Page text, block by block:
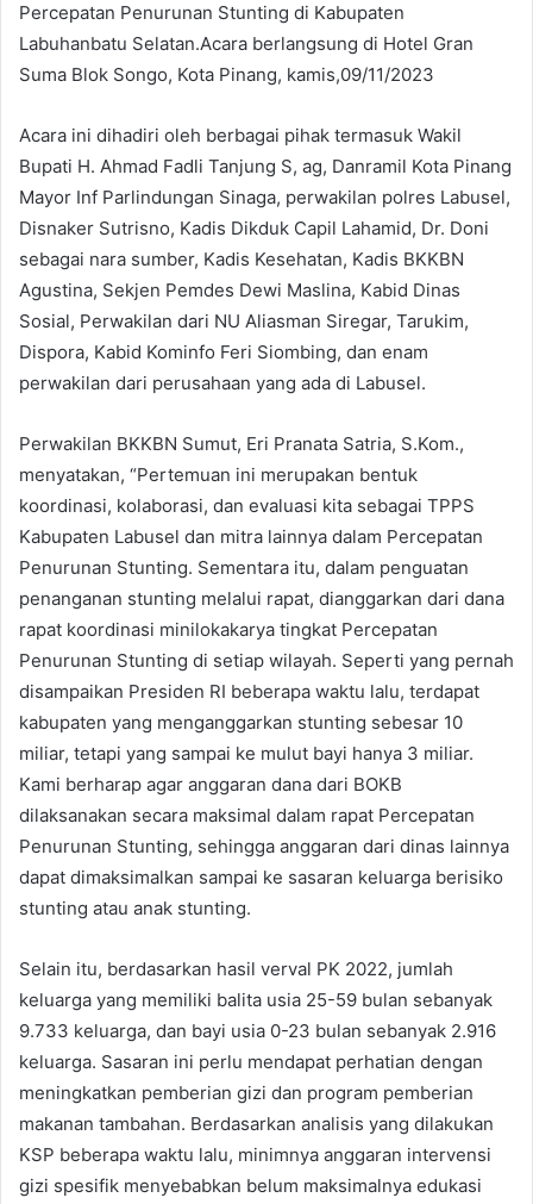
Percepatan Penurunan Stunting di Kabupaten
Labuhanbatu Selatan.Acara berlangsung di Hotel Gran
Suma Blok Songo, Kota Pinang, kamis,09/11/2023
Acara ini dihadiri oleh berbagai pihak termasuk Wakil
Bupati H. Ahmad Fadli Tanjung S, ag, Danramil Kota Pinang
Mayor Inf Parlindungan Sinaga, perwakilan polres Labusel,
Disnaker Sutrisno, Kadis Dikduk Capil Lahamid, Dr. Doni
sebagai nara sumber, Kadis Kesehatan, Kadis BKKBN
Agustina, Sekjen Pemdes Dewi Maslina, Kabid Dinas
Sosial, Perwakilan dari NU Aliasman Siregar, Tarukim,
Dispora, Kabid Kominfo Feri Siombing, dan enam
perwakilan dari perusahaan yang ada di Labusel.
Perwakilan BKKBN Sumut, Eri Pranata Satria, S.Kom.,
menyatakan, “Pertemuan ini merupakan bentuk
koordinasi, kolaborasi, dan evaluasi kita sebagai TPPS
Kabupaten Labusel dan mitra lainnya dalam Percepatan
Penurunan Stunting. Sementara itu, dalam penguatan
penanganan stunting melalui rapat, dianggarkan dari dana
rapat koordinasi minilokakarya tingkat Percepatan
Penurunan Stunting di setiap wilayah. Seperti yang pernah
disampaikan Presiden RI beberapa waktu lalu, terdapat
kabupaten yang menganggarkan stunting sebesar 10
miliar, tetapi yang sampai ke mulut bayi hanya 3 miliar.
Kami berharap agar anggaran dana dari BOKB
dilaksanakan secara maksimal dalam rapat Percepatan
Penurunan Stunting, sehingga anggaran dari dinas lainnya
dapat dimaksimalkan sampai ke sasaran keluarga berisiko
stunting atau anak stunting.
Selain itu, berdasarkan hasil verval PK 2022, jumlah
keluarga yang memiliki balita usia 25-59 bulan sebanyak
9.733 keluarga, dan bayi usia 0-23 bulan sebanyak 2.916
keluarga. Sasaran ini perlu mendapat perhatian dengan
meningkatkan pemberian gizi dan program pemberian
makanan tambahan. Berdasarkan analisis yang dilakukan
KSP beberapa waktu lalu, minimnya anggaran intervensi
gizi spesifik menyebabkan belum maksimalnya edukasi